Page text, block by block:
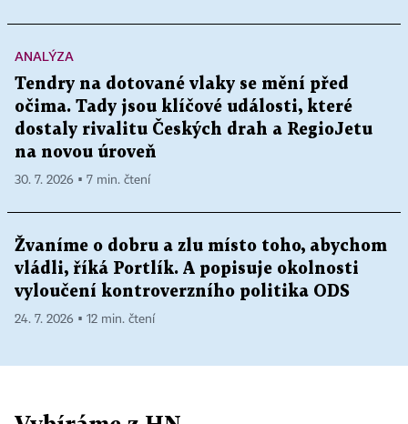
ANALÝZA
Tendry na dotované vlaky se mění před
očima. Tady jsou klíčové události, které
dostaly rivalitu Českých drah a RegioJetu
na novou úroveň
30. 7. 2026 ▪ 7 min. čtení
Žvaníme o dobru a zlu místo toho, abychom
vládli, říká Portlík. A popisuje okolnosti
vyloučení kontroverzního politika ODS
24. 7. 2026 ▪ 12 min. čtení